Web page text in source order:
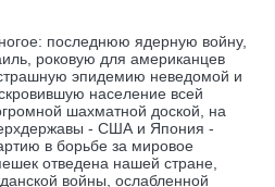
последнюю ядерную войну,
роковую для американцев
эпидемию неведомой и
население всей
шахматной доской, на
- США и Япония -
в борьбе за мировое
отведена нашей стране,
войны, ослабленной